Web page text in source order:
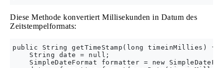
Diese Methode konvertiert Millisekunden in Datum des
Zeitstempelformats:
public String getTimeStamp(long timeinMillies) {
    String date = null;
SimpleDateFormat formatter = new